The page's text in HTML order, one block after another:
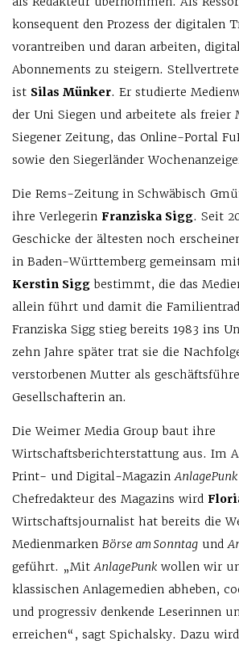
konsequent den Prozess der digitalen
vorantreiben und daran arbeiten,
Abonnements zu steigern.
ist Silas Münker. Er studierte
der Uni Siegen und arbeitete als freier
Siegener Zeitung, das Online-Portal
sowie den Siegerländer
Die Rems-Zeitung in Schwäbisch
ihre Verlegerin Franziska Sigg. Seit
Geschicke der ältesten noch
in Baden-Württemberg gemeinsam
Kerstin Sigg bestimmt, die das
allein führt und damit die
Franziska Sigg stieg bereits 1983 ins
zehn Jahre später trat sie die
verstorbenen Mutter als
Gesellschafterin an.
Die Weimer Media Group baut ihre
Wirtschaftsberichterstattung aus. Im
Print- und Digital-MagazinAnlagePunk
Chefredakteur des Magazins wird
Wirtschaftsjournalist hat bereits die
Medienmarken Börse am Sonntag und
geführt. „MitAnlagePunk wollen wir
klassischen Anlagemedien abheben,
und progressiv denkende Leserinnen
erreichen“, sagt Spichalsky. Dazu